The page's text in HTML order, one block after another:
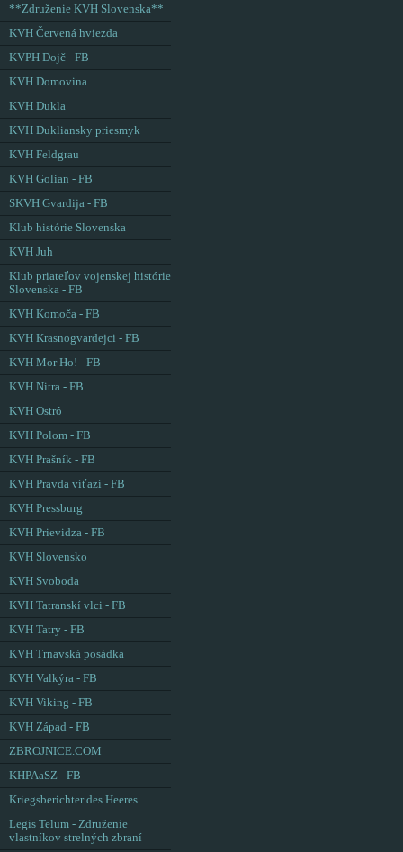
**Združenie KVH Slovenska**
KVH Červená hviezda
KVPH Dojč - FB
KVH Domovina
KVH Dukla
KVH Dukliansky priesmyk
KVH Feldgrau
KVH Golian - FB
SKVH Gvardija - FB
Klub histórie Slovenska
KVH Juh
Klub priateľov vojenskej histórie
Slovenska - FB
KVH Komoča - FB
KVH Krasnogvardejci - FB
KVH Mor Ho! - FB
KVH Nitra - FB
KVH Ostrô
KVH Polom - FB
KVH Prašník - FB
KVH Pravda víťazí - FB
KVH Pressburg
KVH Prievidza - FB
KVH Slovensko
KVH Svoboda
KVH Tatranskí vlci - FB
KVH Tatry - FB
KVH Trnavská posádka
KVH Valkýra - FB
KVH Viking - FB
KVH Západ - FB
ZBROJNICE.COM
KHPAaSZ - FB
Kriegsberichter des Heeres
Legis Telum - Združenie
vlastníkov strelných zbraní